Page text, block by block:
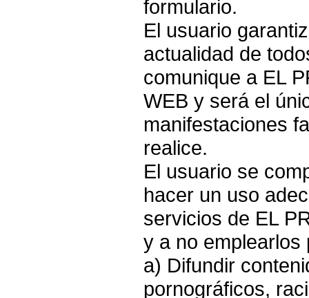
formulario.
El usuario
actualidad de
comunique a EL
WEB y será el
manifestaciones
realice.
El usuario se
hacer un uso
servicios de EL
y a no emplearlos
a) Difundir
pornográficos,